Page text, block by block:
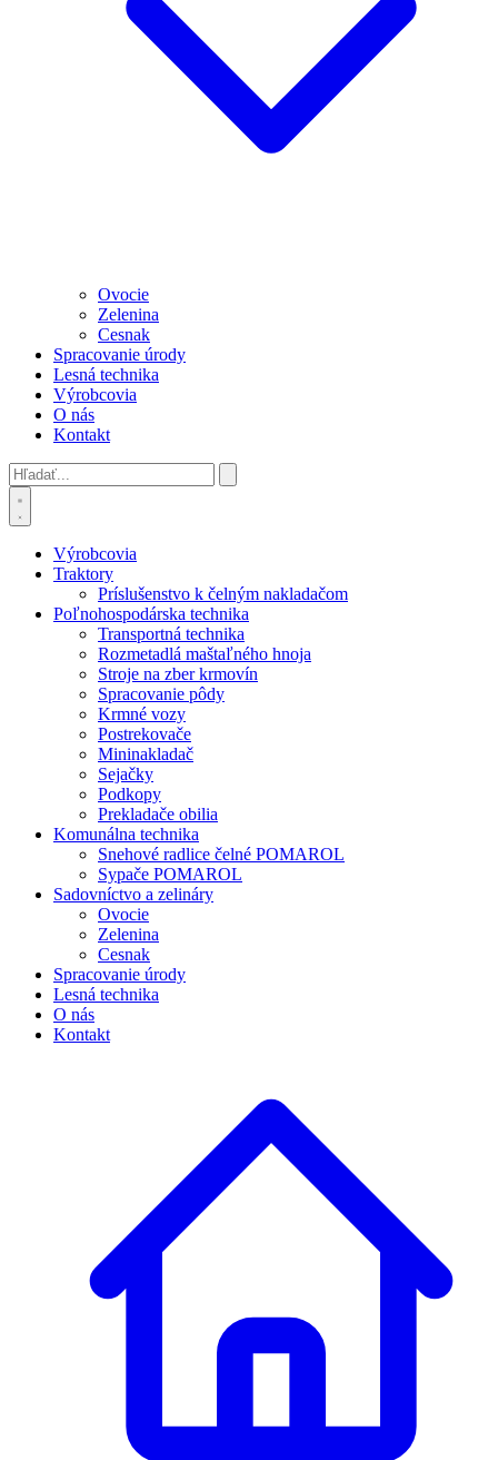
Ovocie
Zelenina
Cesnak
Spracovanie úrody
Lesná technika
Výrobcovia
O nás
Kontakt
Výrobcovia
Traktory
Príslušenstvo k čelným nakladačom
Poľnohospodárska technika
Transportná technika
Rozmetadlá maštaľného hnoja
Stroje na zber krmovín
Spracovanie pôdy
Krmné vozy
Postrekovače
Mininakladač
Sejačky
Podkopy
Prekladače obilia
Komunálna technika
Snehové radlice čelné POMAROL
Sypače POMAROL
Sadovníctvo a zelináry
Ovocie
Zelenina
Cesnak
Spracovanie úrody
Lesná technika
O nás
Kontakt